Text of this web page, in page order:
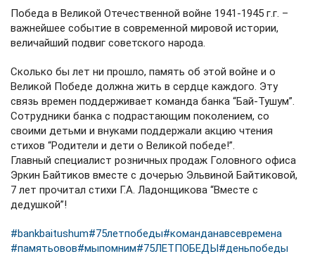
Победа в Великой Отечественной войне 1941-1945 г.г. –
важнейшее событие в современной мировой истории,
величайший подвиг советского народа.
Сколько бы лет ни прошло, память об этой войне и о
Великой Победе должна жить в сердце каждого. Эту
связь времен поддерживает команда банка “Бай-Тушум”.
Сотрудники банка с подрастающим поколением, со
своими детьми и внуками поддержали акцию чтения
стихов “Родители и дети о Великой победе!”.
Главный специалист розничных продаж Головного офиса
Эркин Байтиков вместе с дочерью Эльвиной Байтиковой,
7 лет прочитал стихи Г.А. Ладонщикова “Вместе с
дедушкой”!
#bankbaitushum#75летпобеды#команданавсевремена
#памятьовов#мыпомним#75ЛЕТПОБЕДЫ#деньпобеды